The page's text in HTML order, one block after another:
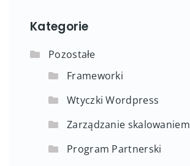
Kategorie
Pozostałe
Frameworki
Wtyczki Wordpress
Zarządzanie skalowaniem
Program Partnerski